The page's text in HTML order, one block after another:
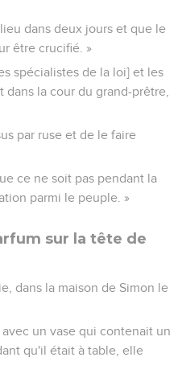
dans deux jours et que le
être crucifié. »
spécialistes de la loi] et les
la cour du grand-prêtre,
par ruse et de le faire
ce ne soit pas pendant la
parmi le peuple. »
sur la tête de
dans la maison de Simon le
un vase qui contenait un
qu'il était à table, elle